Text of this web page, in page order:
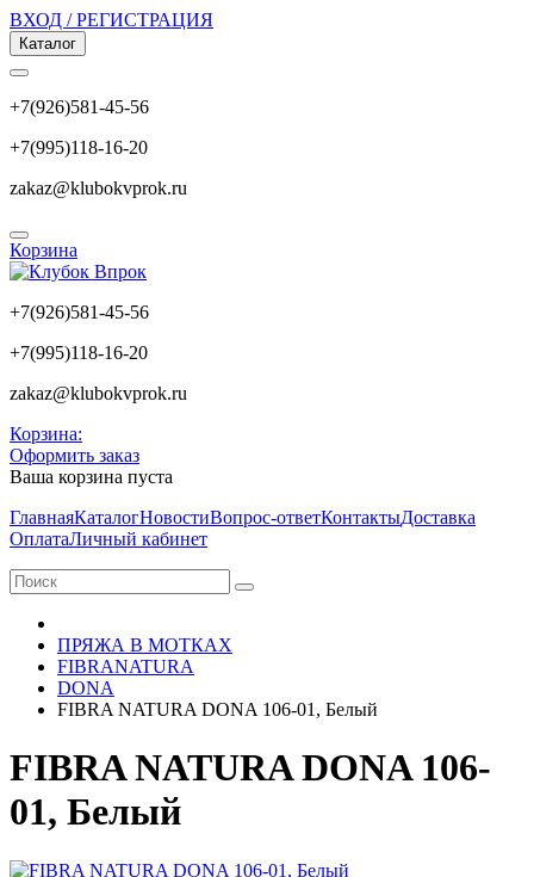
ВХОД / РЕГИСТРАЦИЯ
Каталог
+7(926)581-45-56
+7(995)118-16-20
zakaz@klubokvprok.ru
Корзина
+7(926)581-45-56
+7(995)118-16-20
zakaz@klubokvprok.ru
Корзина:
Оформить заказ
Ваша корзина пуста
ГлавнаяКаталогНовостиВопрос-ответКонтактыДоставка
ОплатаЛичный кабинет
ПРЯЖА В МОТКАХ
FIBRANATURA
DONA
FIBRA NATURA DONA 106-01, Белый
FIBRA NATURA DONA 106-
01, Белый